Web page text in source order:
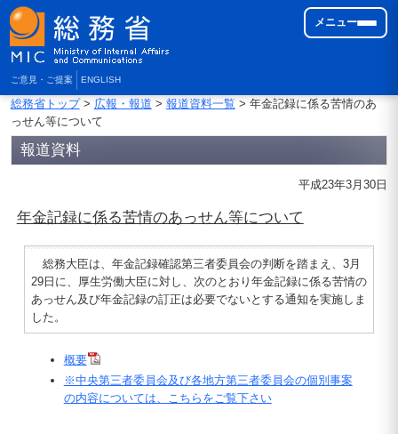
ご意見・ご提案 ENGLISH
メニュー
総務省トップ> 広報・報道 > 報道資料一覧> 年金記録に係る苦情のあ
っせん等について
報道資料
平成23年3月30日
年金記録に係る苦情のあっせん等について
総務大臣は、年金記録確認第三者委員会の判断を踏まえ、3月
29日に、厚生労働大臣に対し、次のとおり年金記録に係る苦情の
あっせん及び年金記録の訂正は必要でないとする通知を実施しま
した。
概要
※中央第三者委員会及び各地方第三者委員会の個別事案
の内容については、こちらをご覧下さい